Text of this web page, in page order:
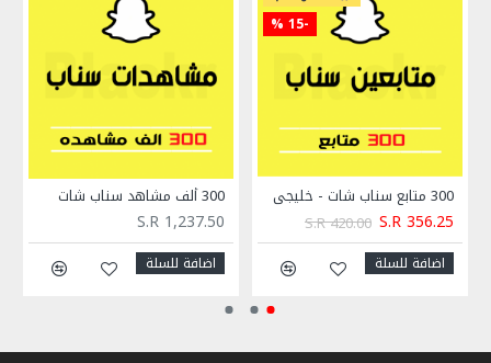
-15 %
300 متابع سناب شات - خليجي
S.R 356.25
S.R 420.00
اضافة للسلة
300 ألف مشاهد سناب شات
S.R 1,237.50
اضافة للسلة